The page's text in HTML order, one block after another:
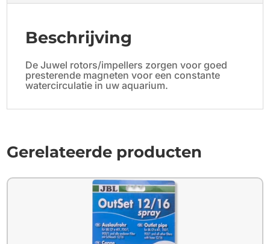
Beschrijving
De Juwel rotors/impellers zorgen voor goed
presterende magneten voor een constante
watercirculatie in uw aquarium.
Gerelateerde producten